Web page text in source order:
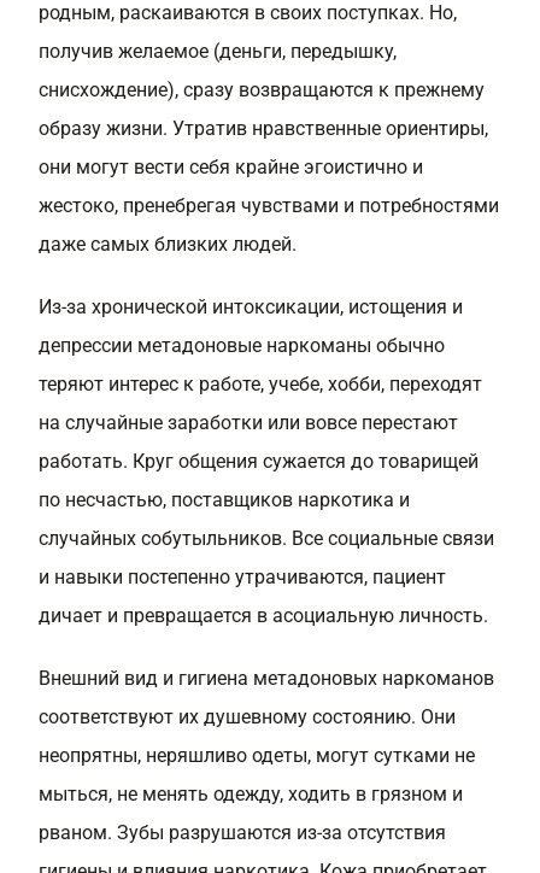
родным, раскаиваются в своих поступках. Но,
получив желаемое (деньги, передышку,
снисхождение), сразу возвращаются к прежнему
образу жизни. Утратив нравственные ориентиры,
они могут вести себя крайне эгоистично и
жестоко, пренебрегая чувствами и потребностями
даже самых близких людей.
Из-за хронической интоксикации, истощения и
депрессии метадоновые наркоманы обычно
теряют интерес к работе, учебе, хобби, переходят
на случайные заработки или вовсе перестают
работать. Круг общения сужается до товарищей
по несчастью, поставщиков наркотика и
случайных собутыльников. Все социальные связи
и навыки постепенно утрачиваются, пациент
дичает и превращается в асоциальную личность.
Внешний вид и гигиена метадоновых наркоманов
соответствуют их душевному состоянию. Они
неопрятны, неряшливо одеты, могут сутками не
мыться, не менять одежду, ходить в грязном и
рваном. Зубы разрушаются из-за отсутствия